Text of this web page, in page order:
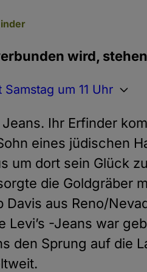
wird,
um 11 Uhr
Ihr Erfinder
eines jüdischen
um dort sein Glück
die Goldgräber
aus Reno/
-Jeans war
den Sprung auf die